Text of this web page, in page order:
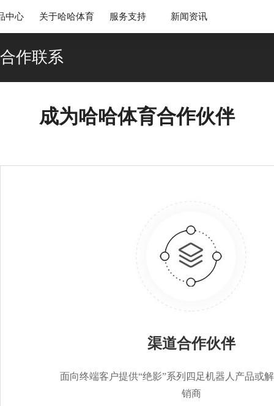
中心 关于哈哈体育 服务支持 新闻资讯
合作联系
成为哈哈体育合作伙伴
渠道合作伙伴
面向终端客户提供“绝影”系列四足机器人产品或
销商